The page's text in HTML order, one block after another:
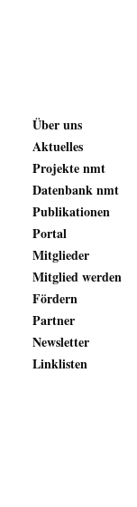
Über uns
Aktuelles
Projekte nmt
Datenbank nmt
Publikationen
Portal
Mitglieder
Mitglied werden
Fördern
Partner
Newsletter
Linklisten